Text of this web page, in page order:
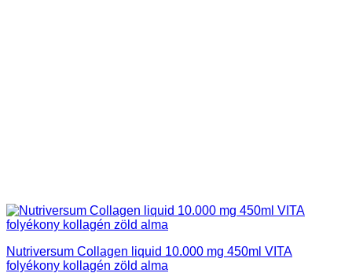
Nutriversum Collagen liquid 10.000 mg 450ml VITA
folyékony kollagén zöld alma